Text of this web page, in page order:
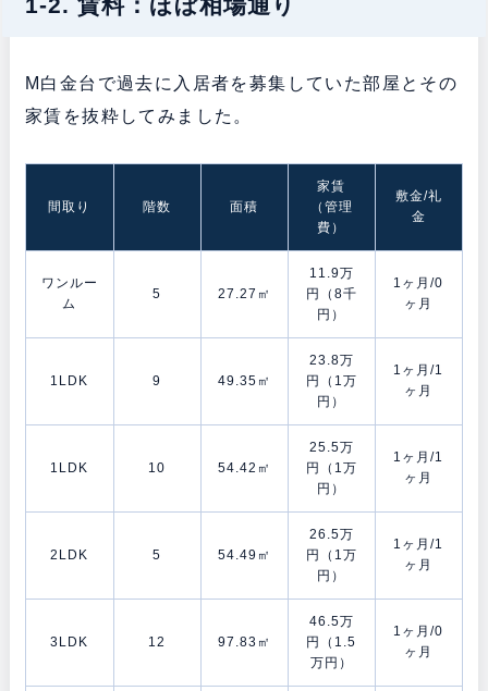
M白金台で過去に入居者を募集していた部屋とその
家賃を抜粋してみました。
間取り 階数 面積
家賃
（管理
費）
敷金/礼
金
ワンルー
ム
5 27.27㎡
11.9万
円（8千
円）
1ヶ月/0
ヶ月
1LDK 9 49.35㎡
23.8万
円（1万
円）
1ヶ月/1
ヶ月
1LDK 10 54.42㎡
25.5万
円（1万
円）
1ヶ月/1
ヶ月
2LDK 5 54.49㎡
26.5万
円（1万
円）
1ヶ月/1
ヶ月
3LDK 12 97.83㎡
46.5万
円（1.5
万円）
1ヶ月/0
ヶ月